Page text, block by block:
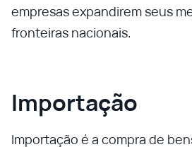
empresas expandirem seus
fronteiras nacionais.
Importação
Importação é a compra de